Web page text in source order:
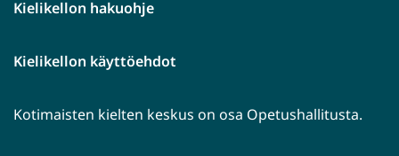
Kielikellon hakuohje
Kielikellon käyttöehdot
Kotimaisten kielten keskus on osa Opetushallitusta.